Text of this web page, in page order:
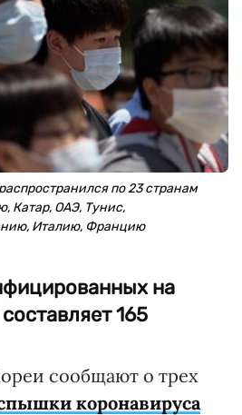
по 23 странам
Катар, ОАЭ, Тунис,
Италию, Францию
на
165
сообщают о трех
коронавируса